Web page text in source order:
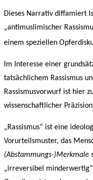
Dieses Narrativ diffamiert
„antimuslimischer
einem speziellen
Im Interesse einer
tatsächlichem Rassismus
Rassismusvorwurf ist hier
wissenschaftlicher
„Rassismus“ ist eine
Vorurteilsmuster, das
(Abstammungs-)Merkmale
„irreversibel